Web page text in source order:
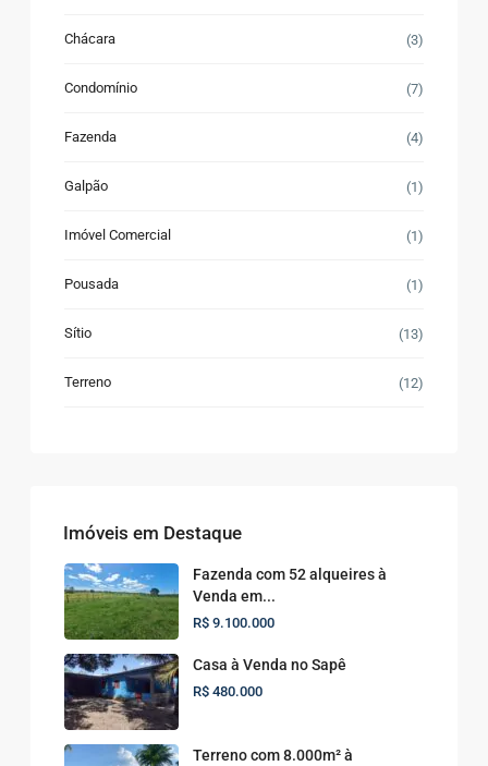
Chácara (3)
Condomínio (7)
Fazenda (4)
Galpão (1)
Imóvel Comercial (1)
Pousada (1)
Sítio (13)
Terreno (12)
Imóveis em Destaque
Fazenda com 52 alqueires à
Venda em...
R$ 9.100.000
Casa à Venda no Sapê
R$ 480.000
Terreno com 8.000m² à